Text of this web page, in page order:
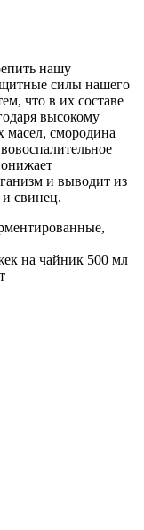
нашу
силы нашего
что в их составе
высокому
масел, смородина
и выводит из
и свинец.
на чайник 500 мл